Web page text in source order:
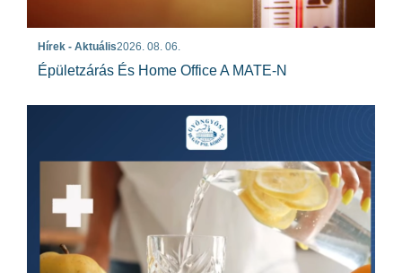
Hírek - Aktuális2026. 08. 06.
Épületzárás És Home Office A MATE-N